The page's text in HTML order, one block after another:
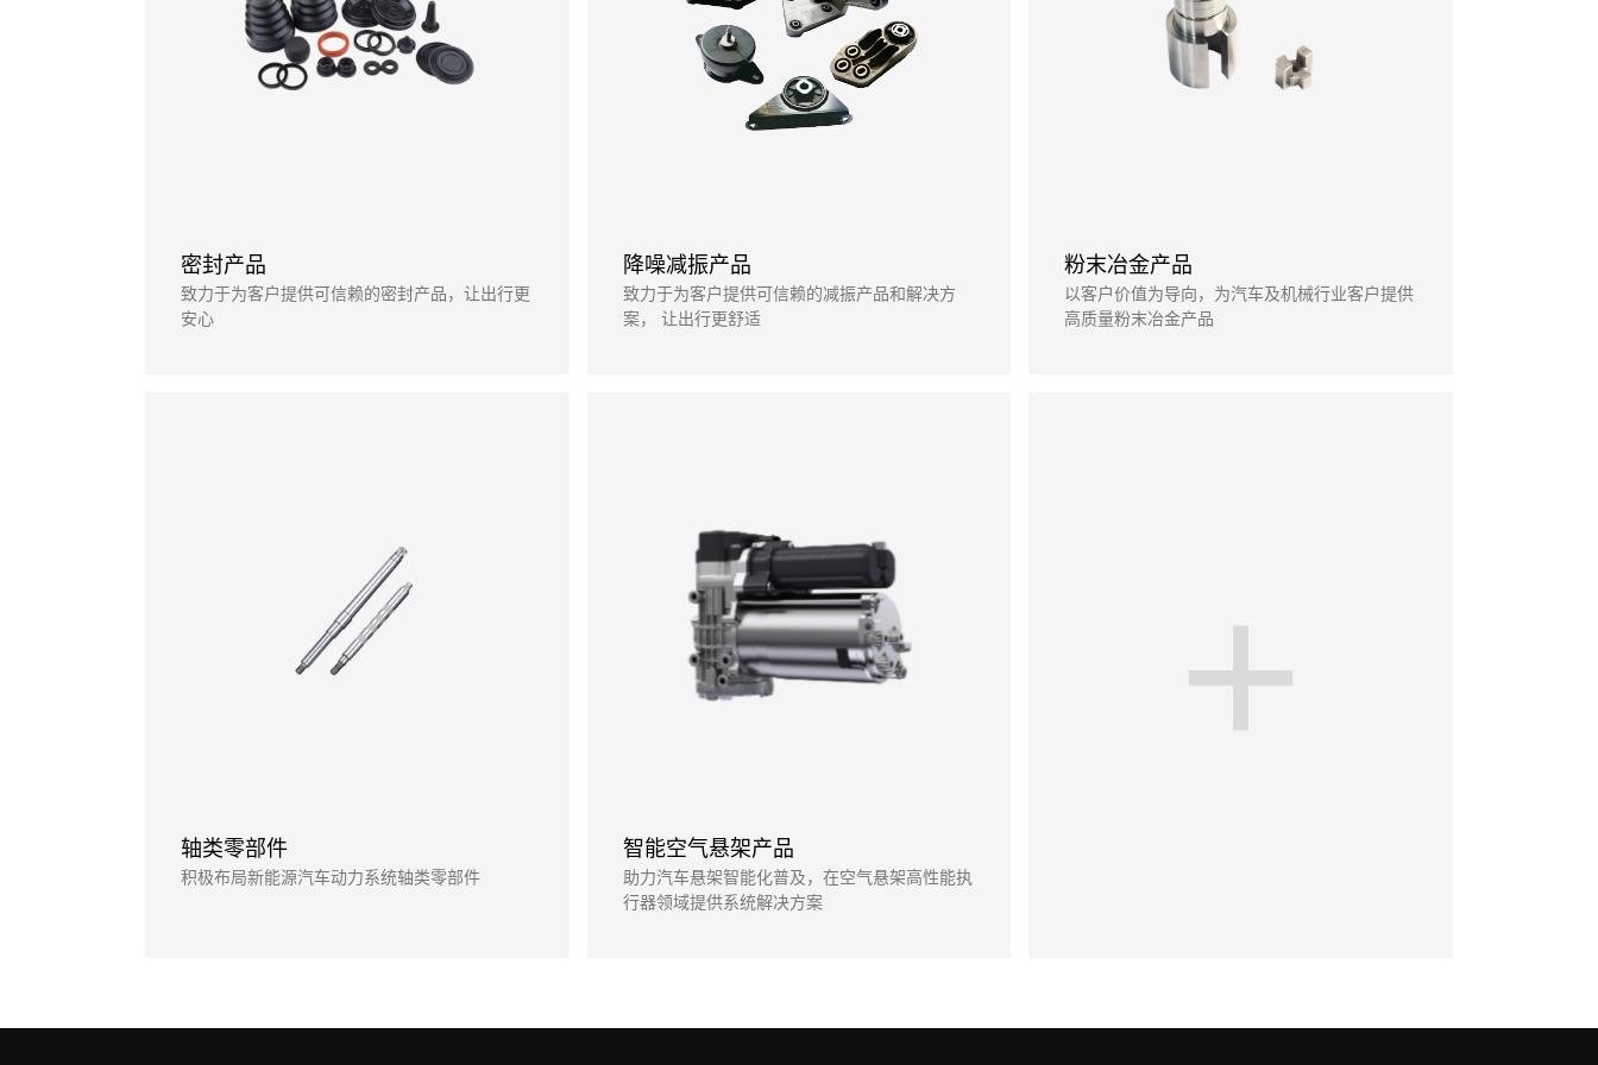
密封产品
致力于为客户提供可信赖的密封产品，让出行更
安心
降噪减振产品
致力于为客户提供可信赖的减振产品和解决方
案， 让出行更舒适
粉末冶金产品
以客户价值为导向，为汽车及机械行业客户提供
高质量粉末冶金产品
轴类零部件
积极布局新能源汽车动力系统轴类零部件
智能空气悬架产品
助力汽车悬架智能化普及，在空气悬架高性能执
行器领域提供系统解决方案